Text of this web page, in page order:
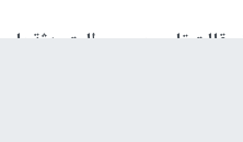
قالت تامي بروس، المتحدثة